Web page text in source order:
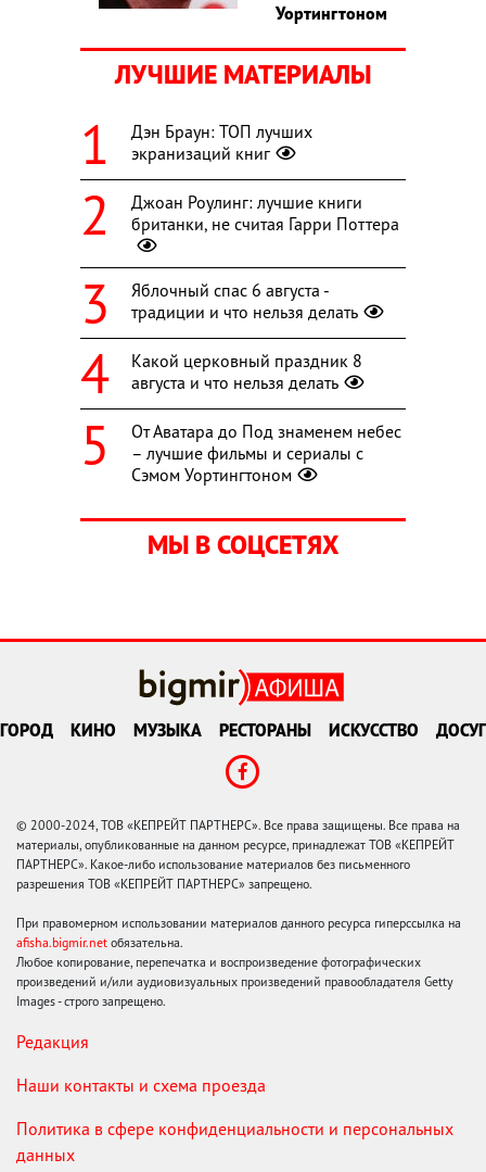
Уортингтоном
ЛУЧШИЕ МАТЕРИАЛЫ
Дэн Браун: ТОП лучших
экранизаций книг
Джоан Роулинг: лучшие книги
британки, не считая Гарри Поттера
Яблочный спас 6 августа -
традиции и что нельзя делать
Какой церковный праздник 8
августа и что нельзя делать
От Аватара до Под знаменем небес
– лучшие фильмы и сериалы с
Сэмом Уортингтоном
МЫ В СОЦСЕТЯХ
ГОРОД КИНО МУЗЫКА РЕСТОРАНЫ ИСКУССТВО ДОСУГ
© 2000-2024, ТОВ «КЕПРЕЙТ ПАРТНЕРС». Все права защищены. Все права на
материалы, опубликованные на данном ресурсе, принадлежат ТОВ «КЕПРЕЙТ
ПАРТНЕРС». Какое-либо использование материалов без письменного
разрешения ТОВ «КЕПРЕЙТ ПАРТНЕРС» запрещено.
При правомерном использовании материалов данного ресурса гиперссылка на
afisha.bigmir.net обязательна.
Любое копирование, перепечатка и воспроизведение фотографических
произведений и/или аудиовизуальных произведений правообладателя Getty
Images - строго запрещено.
Редакция
Наши контакты и схема проезда
Политика в сфере конфиденциальности и персональных
данных